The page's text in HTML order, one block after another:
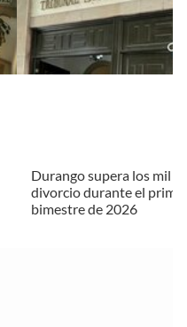
Durango supera los mil
divorcio durante el
bimestre de 2026